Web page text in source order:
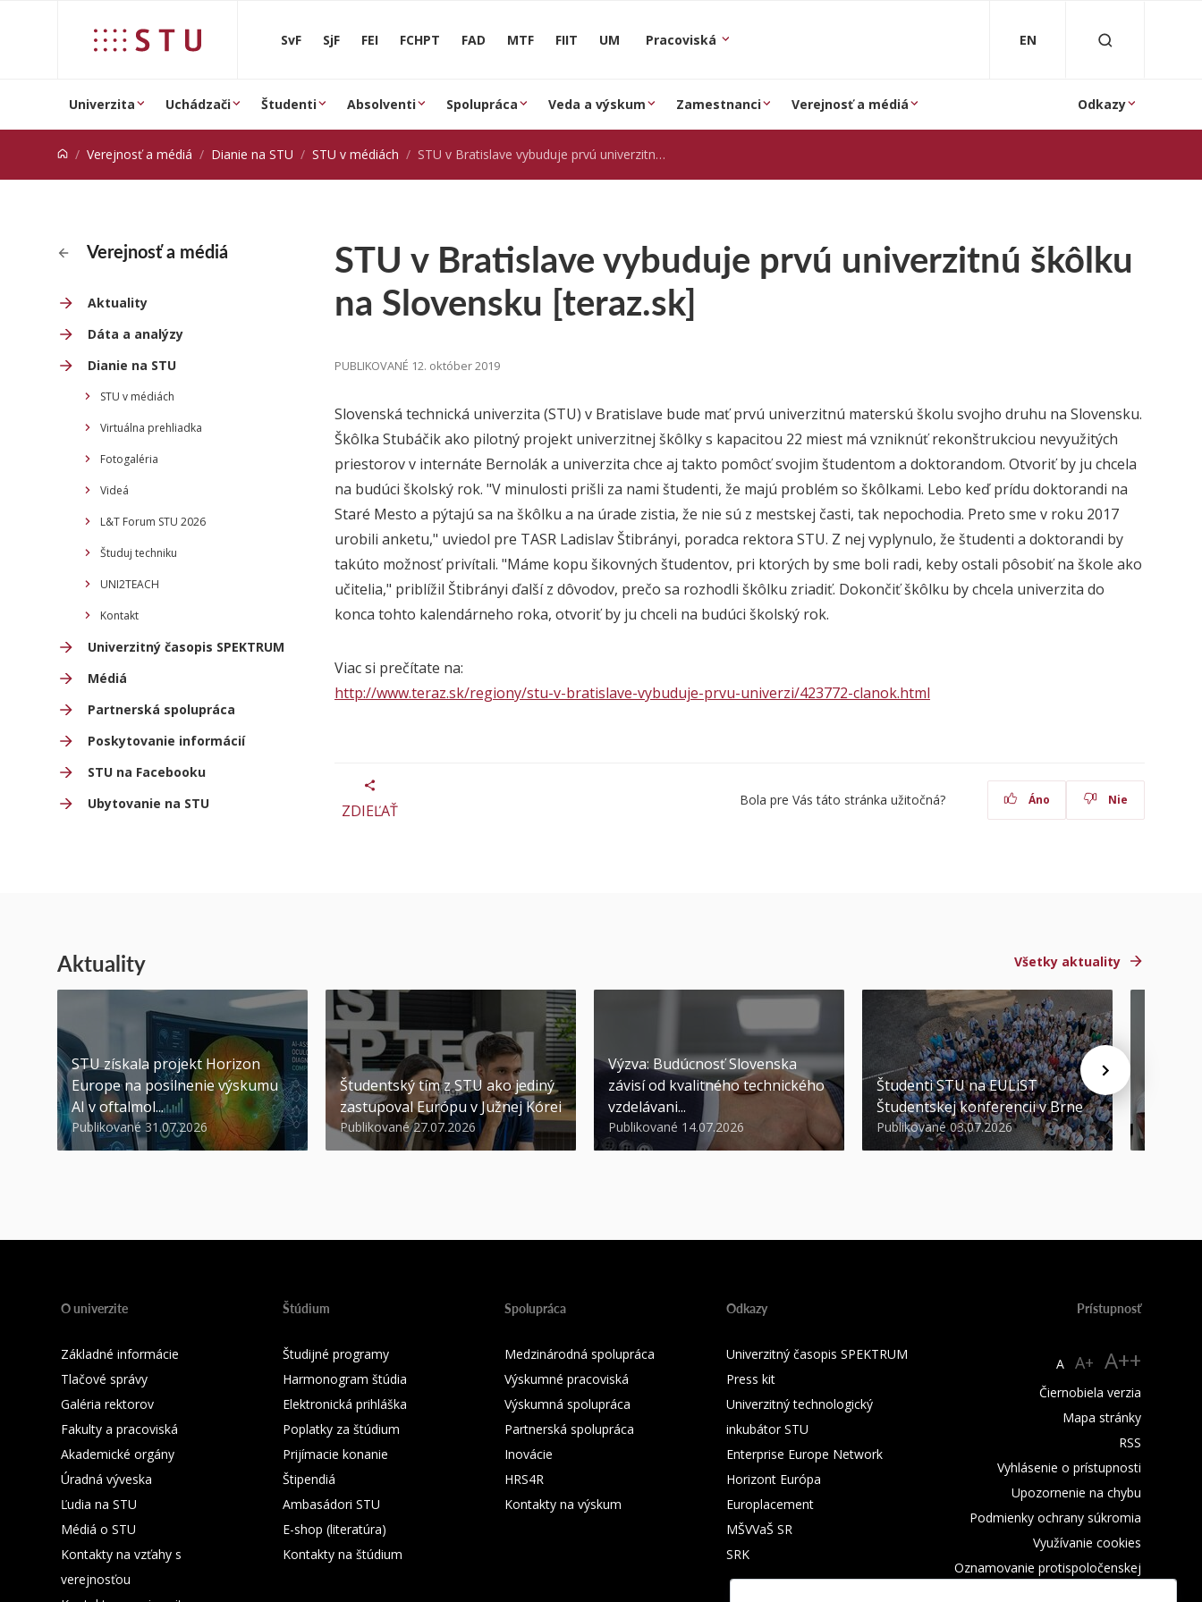
SvF SjF FEI FCHPT FAD MTF FIIT UM Pracoviská EN
Univerzita Uchádzači Študenti Absolventi Spolupráca Veda a výskum Zamestnanci Verejnosť a médiá Odkazy
Verejnosť a médiá Dianie na STU STU v médiách STU v Bratislave vybuduje prvú univerzitnú škôlku na Slovensku [teraz.sk]
Verejnosť a médiá
Aktuality
Dáta a analýzy
Dianie na STU
STU v médiách
Virtuálna prehliadka
Fotogaléria
Videá
L&T Forum STU 2026
Študuj techniku
UNI2TEACH
Kontakt
Univerzitný časopis SPEKTRUM
Médiá
Partnerská spolupráca
Poskytovanie informácií
STU na Facebooku
Ubytovanie na STU
STU v Bratislave vybuduje prvú univerzitnú škôlku
na Slovensku [teraz.sk]
PUBLIKOVANÉ 12. október 2019
Slovenská technická univerzita (STU) v Bratislave bude mať prvú univerzitnú materskú školu svojho druhu na Slovensku.
Škôlka Stubáčik ako pilotný projekt univerzitnej škôlky s kapacitou 22 miest má vzniknúť rekonštrukciou nevyužitých
priestorov v internáte Bernolák a univerzita chce aj takto pomôcť svojim študentom a doktorandom. Otvoriť by ju chcela
na budúci školský rok. "V minulosti prišli za nami študenti, že majú problém so škôlkami. Lebo keď prídu doktorandi na
Staré Mesto a pýtajú sa na škôlku a na úrade zistia, že nie sú z mestskej časti, tak nepochodia. Preto sme v roku 2017
urobili anketu," uviedol pre TASR Ladislav Štibrányi, poradca rektora STU. Z nej vyplynulo, že študenti a doktorandi by
takúto možnosť privítali. "Máme kopu šikovných študentov, pri ktorých by sme boli radi, keby ostali pôsobiť na škole ako
učitelia," priblížil Štibrányi ďalší z dôvodov, prečo sa rozhodli škôlku zriadiť. Dokončiť škôlku by chcela univerzita do
konca tohto kalendárneho roka, otvoriť by ju chceli na budúci školský rok.
Viac si prečítate na:
http://www.teraz.sk/regiony/stu-v-bratislave-vybuduje-prvu-univerzi/423772-clanok.html
ZDIEĽAŤ
Bola pre Vás táto stránka užitočná? Áno Nie
Aktuality Všetky aktuality
STU získala projekt Horizon
Europe na posilnenie výskumu
AI v oftalmol...
Publikované 31.07.2026
Študentský tím z STU ako jediný
zastupoval Európu v Južnej Kórei
Publikované 27.07.2026
Výzva: Budúcnosť Slovenska
závisí od kvalitného technického
vzdelávani...
Publikované 14.07.2026
Študenti STU na EULiST
Študentskej konferencii v Brne
Publikované 03.07.2026
O univerzite
Základné informácie
Tlačové správy
Galéria rektorov
Fakulty a pracoviská
Akademické orgány
Úradná výveska
Ľudia na STU
Médiá o STU
Kontakty na vzťahy s
verejnosťou
Štúdium
Študijné programy
Harmonogram štúdia
Elektronická prihláška
Poplatky za štúdium
Prijímacie konanie
Štipendiá
Ambasádori STU
E-shop (literatúra)
Kontakty na štúdium
Spolupráca
Medzinárodná spolupráca
Výskumné pracoviská
Výskumná spolupráca
Partnerská spolupráca
Inovácie
HRS4R
Kontakty na výskum
Odkazy
Univerzitný časopis SPEKTRUM
Press kit
Univerzitný technologický
inkubátor STU
Enterprise Europe Network
Horizont Európa
Europlacement
MŠVVaŠ SR
SRK
Prístupnosť
A A+ A++
Čiernobiela verzia
Mapa stránky
RSS
Vyhlásenie o prístupnosti
Upozornenie na chybu
Podmienky ochrany súkromia
Využívanie cookies
Oznamovanie protispoločenskej